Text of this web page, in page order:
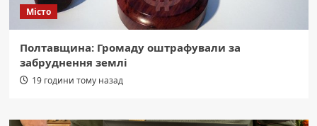
Місто
Полтавщина: Громаду оштрафували за
забруднення землі
19 години тому назад